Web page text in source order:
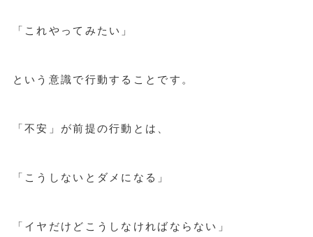
「これやってみたい」
という意識で行動することです。
「不安」が前提の行動とは、
「こうしないとダメになる」
「イヤだけどこうしなければならない」